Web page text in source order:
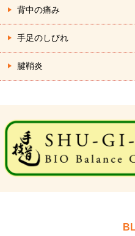
背中の痛み
手足のしびれ
腱鞘炎